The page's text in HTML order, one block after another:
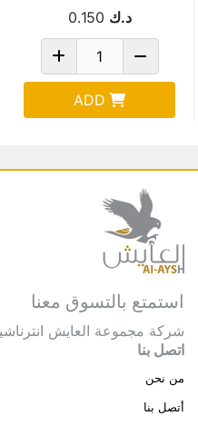
مل د.ك 0.150
ADD
استمتع بالتسوق معنا
شركة مجموعة العايش
اتصل بنا
من نحن
أتصل بنا